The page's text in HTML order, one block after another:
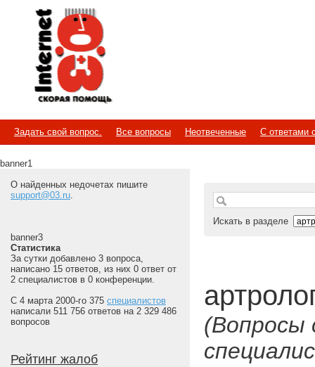
Internet
Скорая помощь
Задать свой вопрос. Все вопросы Неотвеченные С ответами
banner1
О найденных недочетах пишите
support@03.ru.
banner3
Статистика
За сутки добавлено 3 вопроса,
написано 15 ответов, из них 0 ответ от
2 специалистов в 0 конференции.
С 4 марта 2000-го 375 специалистов
написали 511 756 ответов на 2 329 486
вопросов
Рейтинг жалоб
Искать в разделе